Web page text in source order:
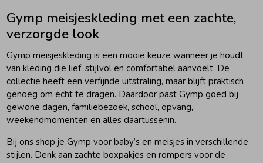
Gymp meisjeskleding met een zachte,
verzorgde look
Gymp meisjeskleding is een mooie keuze wanneer je houdt
van kleding die lief, stijlvol en comfortabel aanvoelt. De
collectie heeft een verfijnde uitstraling, maar blijft praktisch
genoeg om echt te dragen. Daardoor past Gymp goed bij
gewone dagen, familiebezoek, school, opvang,
weekendmomenten en alles daartussenin.
Bij ons shop je Gymp voor baby’s en meisjes in verschillende
stijlen. Denk aan zachte boxpakjes en rompers voor de